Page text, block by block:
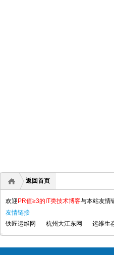
返回首页
欢迎 PR值≥3的IT类技术博客与本站友情
友情链接
铁匠运维网
杭州大江东网 运维生